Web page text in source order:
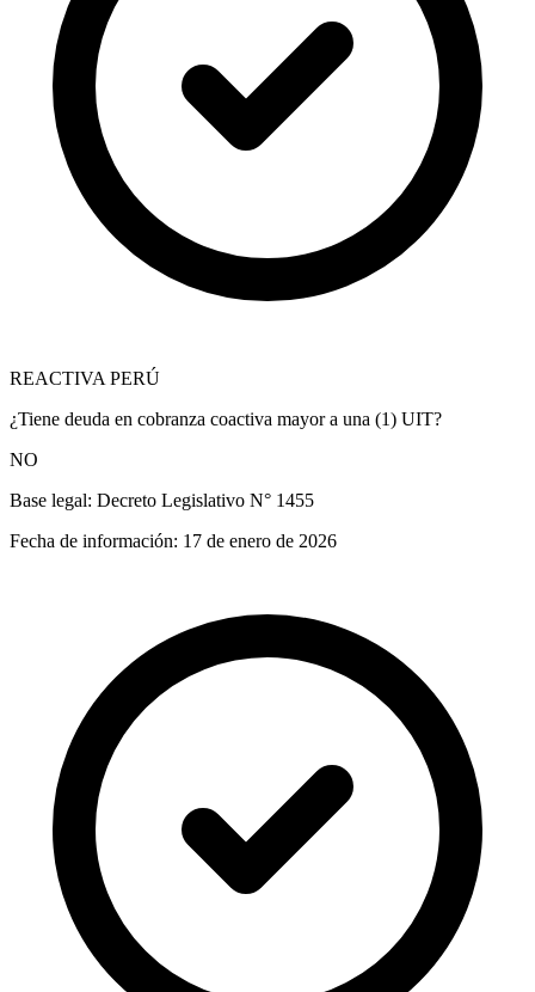
REACTIVA PERÚ
¿Tiene deuda en cobranza coactiva mayor a una (1) UIT?
NO
Base legal: Decreto Legislativo N° 1455
Fecha de información: 17 de enero de 2026